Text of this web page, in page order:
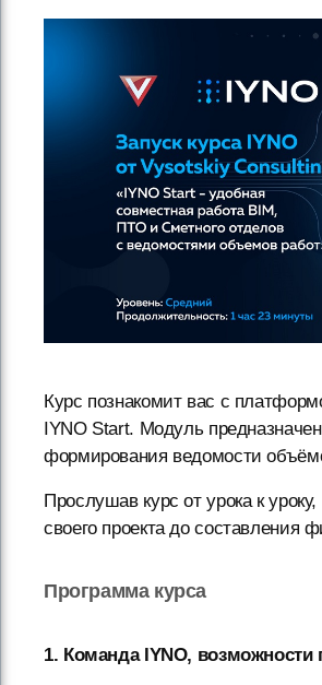
Курс познакомит вас с
IYNO Start. Модуль
формирования ведомости
Прослушав курс от урока к
своего проекта до
Программа курса
1. Команда IYNO,